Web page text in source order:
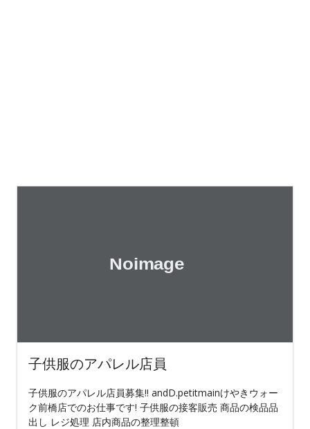
子供服のアパレル店員
子供服のアパレル店員募集!! andD.petitmainけやきウォー
ク前橋店でのお仕事です! 子供服の接客販売 商品の検品品
出し レジ処理 店内商品の整理整頓